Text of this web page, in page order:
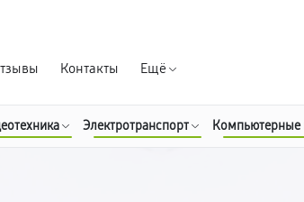
Контакты Ещё
Электротранспорт